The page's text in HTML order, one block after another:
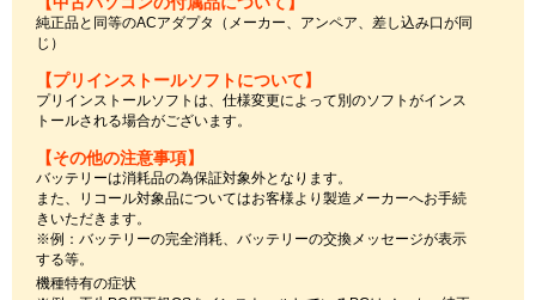
純正品と同等のACアダプタ（メーカー、アンペア、差し込み口が同
じ）
【プリインストールソフトについて】
プリインストールソフトは、仕様変更によって別のソフトがインス
トールされる場合がございます。
【その他の注意事項】
バッテリーは消耗品の為保証対象外となります。
また、リコール対象品についてはお客様より製造メーカーへお手続
きいただきます。
※例：バッテリーの完全消耗、バッテリーの交換メッセージが表示
する等。
機種特有の症状